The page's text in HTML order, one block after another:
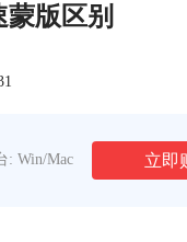
版区别
: Win/Mac
立即